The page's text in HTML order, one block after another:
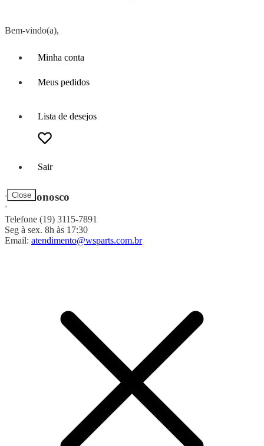
Bem-vindo(a),
Minha conta
Meus pedidos
Lista de desejos
Sair
Close
Fale Conosco
Telefone (19) 3115-7891
Seg à sex. 8h às 17:30
Email: atendimento@wsparts.com.br